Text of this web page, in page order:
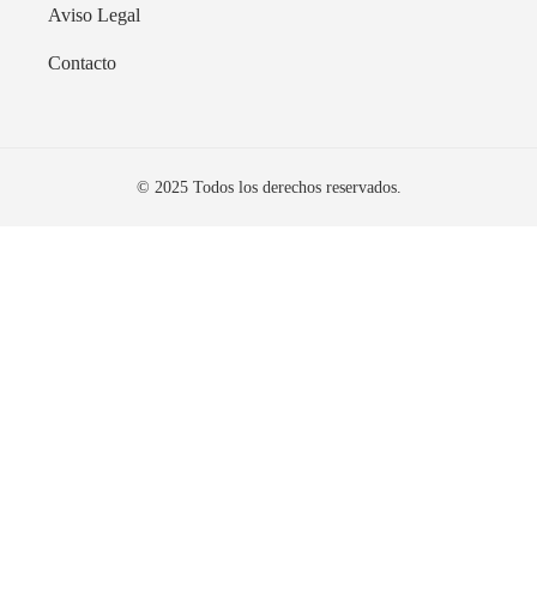
Aviso Legal
Contacto
© 2025 Todos los derechos reservados.